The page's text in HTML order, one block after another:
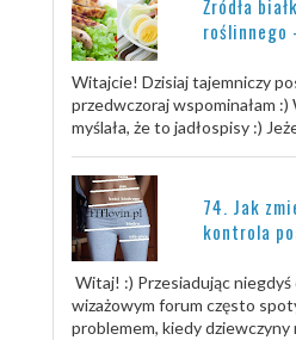
Źródła
roślinnego
Witajcie! Dzisiaj tajemniczy
przedwczoraj wspominałam :)
myślała, że to jadłospisy :)
74. Jak
kontrola
Witaj! :) Przesiadując niegdyś
wizażowym forum często
problemem, kiedy dziewczyny